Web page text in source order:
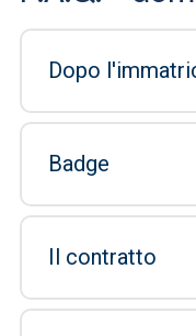
Dopo
Badge
Il contratto